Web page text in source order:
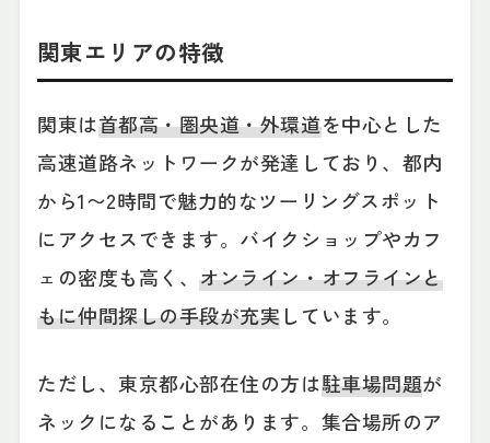
関東エリアの特徴
関東は首都高・圏央道・外環道を中心とした
高速道路ネットワークが発達しており、都内
から1〜2時間で魅力的なツーリングスポット
にアクセスできます。バイクショップやカフ
ェの密度も高く、オンライン・オフラインと
もに仲間探しの手段が充実しています。
ただし、東京都心部在住の方は駐車場問題が
ネックになることがあります。集合場所のア